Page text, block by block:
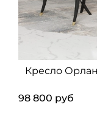
Кресло
98 800 руб